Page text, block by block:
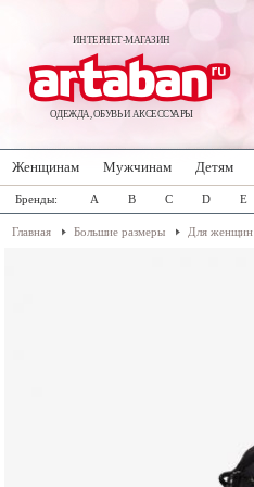
ИНТЕРНЕТ-МАГАЗИН
ОДЕЖДА, ОБУВЬ И АКСЕССУАРЫ
Женщинам Мужчинам Детям
Бренды: A B C D E
Главная Большие размеры Для женщин